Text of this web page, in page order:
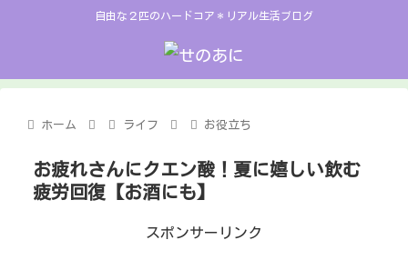
自由な２匹のハードコア＊リアル生活ブログ
ホーム ライフ お役立ち
お疲れさんにクエン酸！夏に嬉しい飲む
疲労回復【お酒にも】
スポンサーリンク